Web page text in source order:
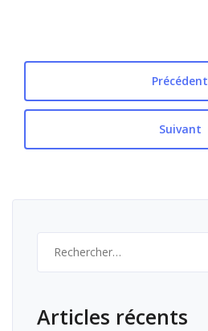
Précédent
Suivant
Articles récents